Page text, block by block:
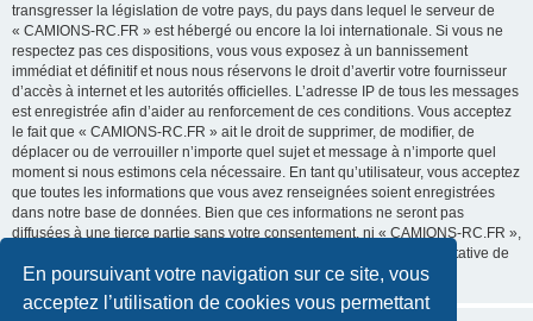
En poursuivant votre navigation sur ce site, vous
acceptez l’utilisation de cookies vous permettant
transgresser la législation de votre pays, du pays dans lequel le serveur de
« CAMIONS-RC.FR » est hébergé ou encore la loi internationale. Si vous ne
respectez pas ces dispositions, vous vous exposez à un bannissement
immédiat et définitif et nous nous réservons le droit d’avertir votre fournisseur
d’accès à internet et les autorités officielles. L’adresse IP de tous les messages
est enregistrée afin d’aider au renforcement de ces conditions. Vous acceptez
le fait que « CAMIONS-RC.FR » ait le droit de supprimer, de modifier, de
déplacer ou de verrouiller n’importe quel sujet et message à n’importe quel
moment si nous estimons cela nécessaire. En tant qu’utilisateur, vous acceptez
que toutes les informations que vous avez renseignées soient enregistrées
dans notre base de données. Bien que ces informations ne seront pas
diffusées à une tierce partie sans votre consentement, ni « CAMIONS-RC.FR »,
ni phpBB, ne pourront être tenus comme responsables en cas de tentative de
piratage informatique visant à compromettre vos données.